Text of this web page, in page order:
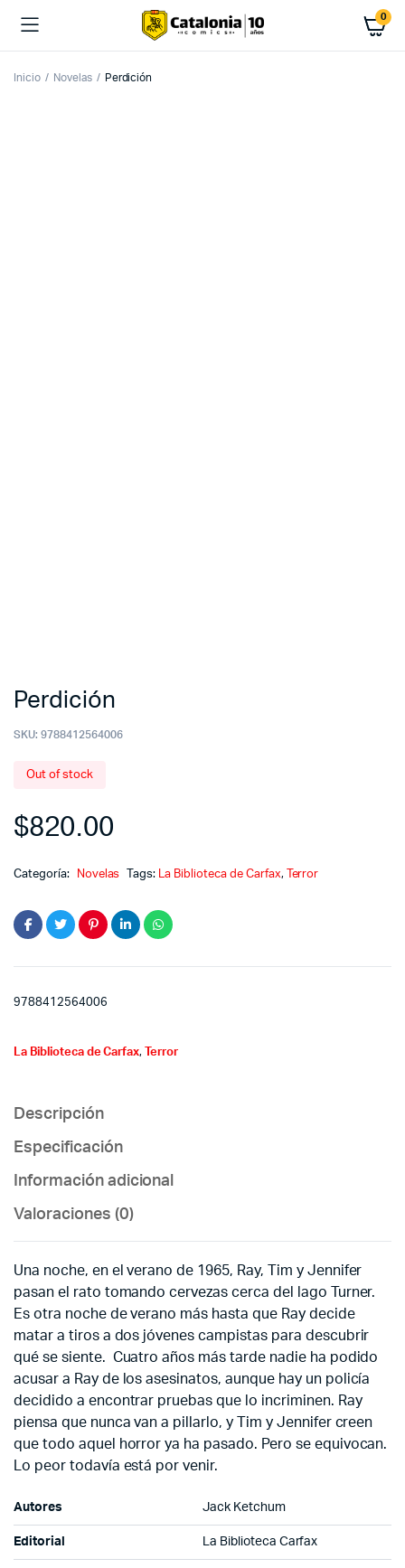
0
Inicio Novelas Perdición
Perdición
SKU: 9788412564006
Out of stock
$820.00
Categoría: Novelas Tags: La Biblioteca de Carfax, Terror
9788412564006
La Biblioteca de Carfax, Terror
Descripción
Especificación
Información adicional
Valoraciones (0)
Una noche, en el verano de 1965, Ray, Tim y Jennifer
pasan el rato tomando cervezas cerca del lago Turner.
Es otra noche de verano más hasta que Ray decide
matar a tiros a dos jóvenes campistas para descubrir
qué se siente. Cuatro años más tarde nadie ha podido
acusar a Ray de los asesinatos, aunque hay un policía
decidido a encontrar pruebas que lo incriminen. Ray
piensa que nunca van a pillarlo, y Tim y Jennifer creen
que todo aquel horror ya ha pasado. Pero se equivocan.
Lo peor todavía está por venir.
Autores Jack Ketchum
Editorial La Biblioteca Carfax